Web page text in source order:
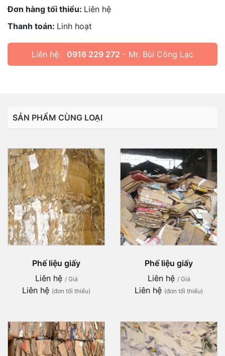
Đơn hàng tối thiểu: Liên hệ
Thanh toán: Linh hoạt
Liên hệ: 0916 229 272 - Mr. Bùi Công Lạc
SẢN PHẨM CÙNG LOẠI
Phế liệu giấy
Liên hệ / Giá
Liên hệ (đơn tối thiểu)
Phế liệu giấy
Liên hệ / Giá
Liên hệ (đơn tối thiểu)